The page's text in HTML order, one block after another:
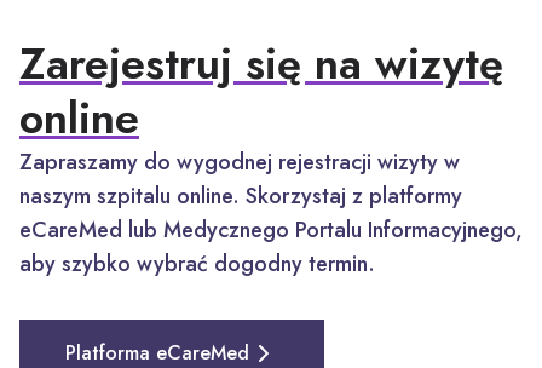
Zarejestruj się na wizytę
online
Zapraszamy do wygodnej rejestracji wizyty w
naszym szpitalu online. Skorzystaj z platformy
eCareMed lub Medycznego Portalu Informacyjnego,
aby szybko wybrać dogodny termin.
Platforma eCareMed